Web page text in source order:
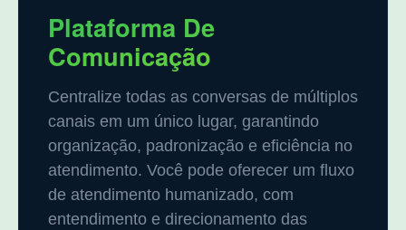
Plataforma De
Comunicação
Centralize todas as conversas de múltiplos
canais em um único lugar, garantindo
organização, padronização e eficiência no
atendimento. Você pode oferecer um fluxo
de atendimento humanizado, com
entendimento e direcionamento das